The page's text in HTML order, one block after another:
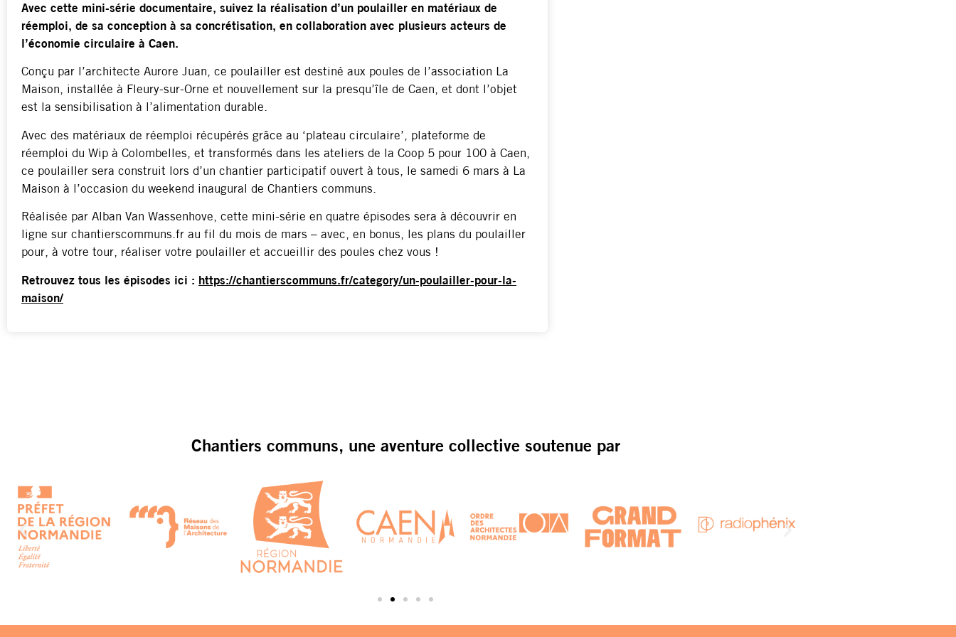
Avec cette mini-série documentaire, suivez la réalisation d’un poulailler en matériaux de
réemploi, de sa conception à sa concrétisation, en collaboration avec plusieurs acteurs de
l’économie circulaire à Caen.
Conçu par l’architecte Aurore Juan, ce poulailler est destiné aux poules de l’association La
Maison, installée à Fleury-sur-Orne et nouvellement sur la presqu’île de Caen, et dont l’objet
est la sensibilisation à l’alimentation durable.
Avec des matériaux de réemploi récupérés grâce au ‘plateau circulaire’, plateforme de
réemploi du Wip à Colombelles, et transformés dans les ateliers de la Coop 5 pour 100 à Caen,
ce poulailler sera construit lors d’un chantier participatif ouvert à tous, le samedi 6 mars à La
Maison à l’occasion du weekend inaugural de Chantiers communs.
Réalisée par Alban Van Wassenhove, cette mini-série en quatre épisodes sera à découvrir en
ligne sur chantierscommuns.fr au fil du mois de mars – avec, en bonus, les plans du poulailler
pour, à votre tour, réaliser votre poulailler et accueillir des poules chez vous !
Retrouvez tous les épisodes ici : https://chantierscommuns.fr/category/un-poulailler-pour-la-
maison/
Chantiers communs, une aventure collective soutenue par